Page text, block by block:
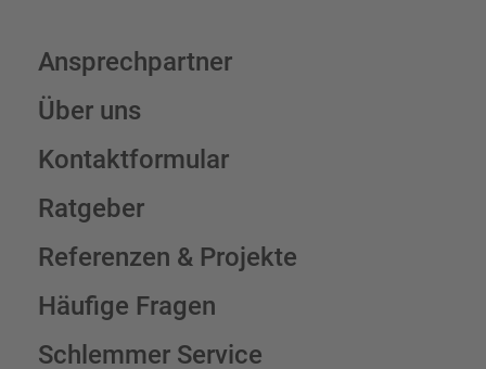
Ansprechpartner
Über uns
Kontaktformular
Ratgeber
Referenzen & Projekte
Häufige Fragen
Schlemmer Service